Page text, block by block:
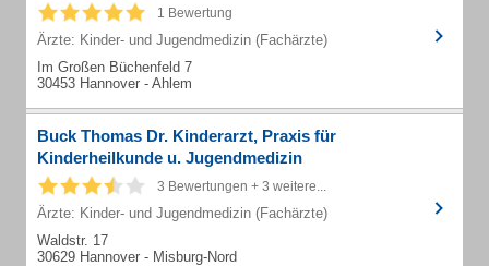
1 Bewertung
Ärzte: Kinder- und Jugendmedizin (Fachärzte)
Im Großen Büchenfeld 7
30453 Hannover - Ahlem
Buck Thomas Dr. Kinderarzt, Praxis für
Kinderheilkunde u. Jugendmedizin
3 Bewertungen + 3 weitere...
Ärzte: Kinder- und Jugendmedizin (Fachärzte)
Waldstr. 17
30629 Hannover - Misburg-Nord